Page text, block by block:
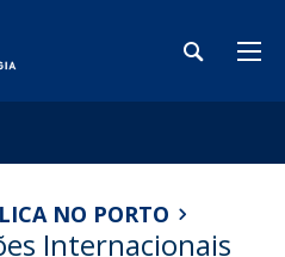
NO PORTO
Internacionais